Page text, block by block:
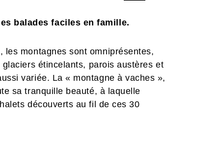
balades faciles en famille.
montagnes sont omniprésentes,
étincelants, parois austères et
variée. La « montagne à vaches »,
sa tranquille beauté, à laquelle
découverts au fil de ces 30